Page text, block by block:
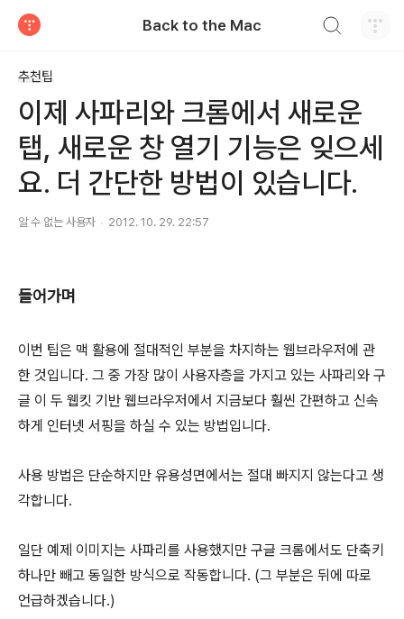
Back to the Mac
추천팁
이제 사파리와 크롬에서 새로운
탭, 새로운 창 열기 기능은 잊으세
요. 더 간단한 방법이 있습니다.
알 수 없는 사용자 2012. 10. 29. 22:57
들어가며
이번 팁은 맥 활용에 절대적인 부분을 차지하는 웹브라우저에 관
한 것입니다. 그 중 가장 많이 사용자층을 가지고 있는 사파리와 구
글 이 두 웹킷 기반 웹브라우저에서 지금보다 훨씬 간편하고 신속
하게 인터넷 서핑을 하실 수 있는 방법입니다.
사용 방법은 단순하지만 유용성면에서는 절대 빠지지 않는다고 생
각합니다.
일단 예제 이미지는 사파리를 사용했지만 구글 크롬에서도 단축키
하나만 빼고 동일한 방식으로 작동합니다. (그 부분은 뒤에 따로
언급하겠습니다.)